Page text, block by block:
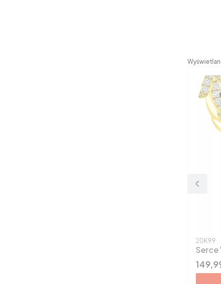
Kod
20K99
Serce
Cena